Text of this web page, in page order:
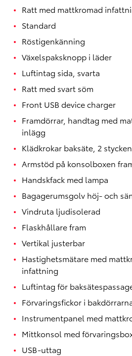
Ratt med mattkromad
Standard
Röstigenkänning
Växelspaksknopp i läder
Luftintag sida, svarta
Ratt med svart söm
Front USB device charger
Framdörrar, handtag med
inlägg
Klädkrokar baksäte, 2 stycken
Armstöd på konsolboxen
Handskfack med lampa
Bagagerumsgolv höj- och
Vindruta ljudisolerad
Flaskhållare fram
Vertikal justerbar
Hastighetsmätare med
infattning
Luftintag för
Förvaringsfickor i
Instrumentpanel med
Mittkonsol med
USB-uttag